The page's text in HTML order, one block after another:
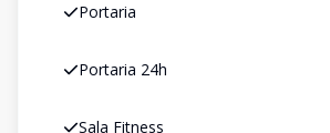
Portaria
Portaria 24h
Sala Fitness